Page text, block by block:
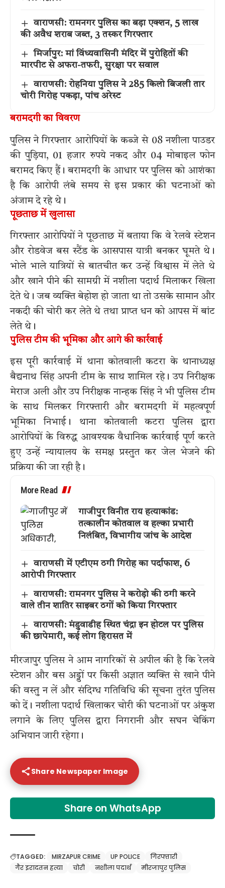
वाराणसी: रामनगर पुलिस का बड़ा एक्शन, 5 लाख
की अवैध शराब जब्त, 3 तस्कर गिरफ्तार
मिर्जापुर: मां विंध्यवासिनी मंदिर में पुरोहितों की
मारपीट से अफरा-तफरी, सुरक्षा पर सवाल
वाराणसी: रोहनिया पुलिस ने 285 किलो बिजली तार
चोरी गिरोह पकड़ा, पांच अरेस्ट
बरामदगी का विवरण
पुलिस ने गिरफ्तार आरोपियों के कब्जे से 08 नशीला पाउडर
की पुड़िया, 01 हजार रुपये नकद और 04 मोबाइल फोन
बरामद किए हैं। बरामदगी के आधार पर पुलिस को आशंका
है कि आरोपी लंबे समय से इस प्रकार की घटनाओं को
अंजाम दे रहे थे।
पूछताछ में खुलासा
गिरफ्तार आरोपियों ने पूछताछ में बताया कि वे रेलवे स्टेशन
और रोडवेज बस स्टैंड के आसपास यात्री बनकर घूमते थे।
भोले भाले यात्रियों से बातचीत कर उन्हें विश्वास में लेते थे
और खाने पीने की सामग्री में नशीला पदार्थ मिलाकर खिला
देते थे। जब व्यक्ति बेहोश हो जाता था तो उसके सामान और
नकदी की चोरी कर लेते थे तथा प्राप्त धन को आपस में बांट
लेते थे।
पुलिस टीम की भूमिका और आगे की कार्रवाई
इस पूरी कार्रवाई में थाना कोतवाली कटरा के थानाध्यक्ष
बैद्यनाथ सिंह अपनी टीम के साथ शामिल रहे। उप निरीक्षक
मेराज अली और उप निरीक्षक नान्हक सिंह ने भी पुलिस टीम
के साथ मिलकर गिरफ्तारी और बरामदगी में महत्वपूर्ण
भूमिका निभाई। थाना कोतवाली कटरा पुलिस द्वारा
आरोपियों के विरुद्ध आवश्यक वैधानिक कार्रवाई पूर्ण करते
हुए उन्हें न्यायालय के समक्ष प्रस्तुत कर जेल भेजने की
प्रक्रिया की जा रही है।
More Read
गाजीपुर विनीत राय हत्याकांड:
तत्कालीन कोतवाल व हल्का प्रभारी
निलंबित, विभागीय जांच के आदेश
वाराणसी में एटीएम ठगी गिरोह का पर्दाफाश, 6
आरोपी गिरफ्तार
वाराणसी: रामनगर पुलिस ने करोड़ो की ठगी करने
वाले तीन शातिर साइबर ठगों को किया गिरफ्तार
वाराणसी: मंडुवाडीह स्थित चंद्रा इन होटल पर पुलिस
की छापेमारी, कई लोग हिरासत में
मीरजापुर पुलिस ने आम नागरिकों से अपील की है कि रेलवे
स्टेशन और बस अड्डों पर किसी अज्ञात व्यक्ति से खाने पीने
की वस्तु न लें और संदिग्ध गतिविधि की सूचना तुरंत पुलिस
को दें। नशीला पदार्थ खिलाकर चोरी की घटनाओं पर अंकुश
लगाने के लिए पुलिस द्वारा निगरानी और सघन चेकिंग
अभियान जारी रहेगा।
Share Newspaper Image
Share on WhatsApp
TAGGED: MIRZAPUR CRIME UP POLICE
गिरफ्तारी
गैर इरादतन हत्या
चोरी नशीला पदार्थ मीरजापुर पुलिस